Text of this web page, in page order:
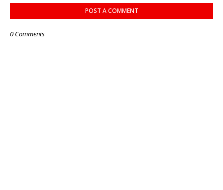
POST A COMMENT
0 Comments